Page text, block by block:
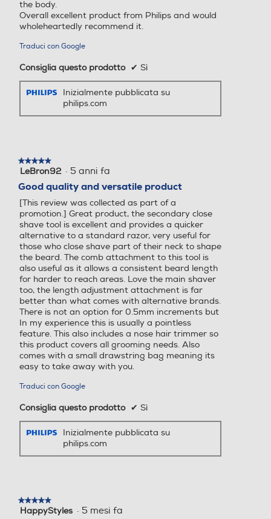
a
p
r
i
à
u
f
s
t
r
m
o
d
a
l
e
.
the body.
Overall excellent product from Philips and would
wholeheartedly recommend it.
Traduci con Google
Consiglia questo prodotto ✔ Sì
Inizialmente pubblicata su
philips.com
★★★★★
★★★★★
5
5
stelle.
LeBron92 · 5 anni fa
Good quality and versatile product
[This review was collected as part of a
promotion.] Great product, the secondary close
shave tool is excellent and provides a quicker
alternative to a standard razor, very useful for
those who close shave part of their neck to shape
the beard. The comb attachment to this tool is
also useful as it allows a consistent beard length
for harder to reach areas. Love the main shaver
too, the length adjustment attachment is far
better than what comes with alternative brands.
There is not an option for 0.5mm increments but
In my experience this is usually a pointless
feature. This also includes a nose hair trimmer so
this product covers all grooming needs. Also
comes with a small drawstring bag meaning its
easy to take away with you.
Traduci con Google
Consiglia questo prodotto ✔ Sì
Inizialmente pubblicata su
philips.com
★★★★★
★★★★★
5
HappyStyles · 5 mesi fa